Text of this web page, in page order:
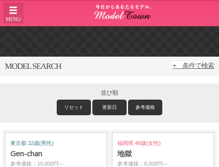
MENU
MODEL SEARCH + 条件で検索
並び順
リセット 更新日 参考価格
東京都 32歳(男性)
Gen-chan
参考価格：10,000円～
福岡県 48歳(女性)
地獄
参考価格：8,000円～